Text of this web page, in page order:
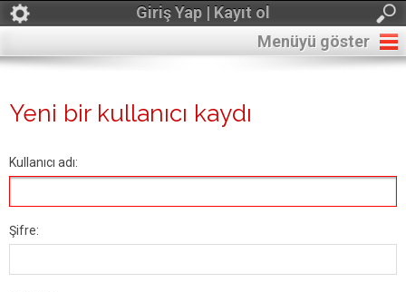
Giriş Yap | Kayıt ol
Menüyü göster
Yeni bir kullanıcı kaydı
Kullanıcı adı:
Şifre: